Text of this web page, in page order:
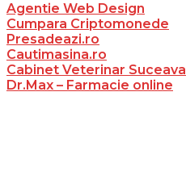
Agentie Web Design
Cumpara Criptomonede
Presadeazi.ro
Cautimasina.ro
Cabinet Veterinar Suceava
Dr.Max – Farmacie online